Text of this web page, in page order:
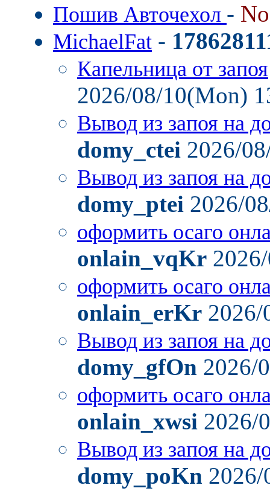
Пошив Авточехол -
MichaelFat -
Капельница от запоя
2026/08/10(Mon)
Вывод из запоя на
domy_ctei 2026/
Вывод из запоя на
domy_ptei 2026/
оформить осаго
onlain_vqKr
оформить осаго
onlain_erKr
Вывод из запоя на
domy_gfOn 2026/
оформить осаго
onlain_xwsi 2026/
Вывод из запоя на
domy_poKn